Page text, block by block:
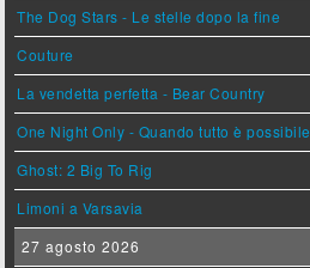
The Dog Stars - Le stelle dopo la fine
Couture
La vendetta perfetta - Bear Country
One Night Only - Quando tutto è possibile
Ghost: 2 Big To Rig
Limoni a Varsavia
27 agosto 2026